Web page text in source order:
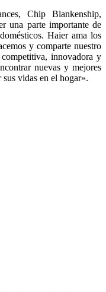
Chip Blankenship,
una parte importante de
Haier ama los
y comparte nuestro
innovadora y
nuevas y mejores
sus vidas en el hogar».